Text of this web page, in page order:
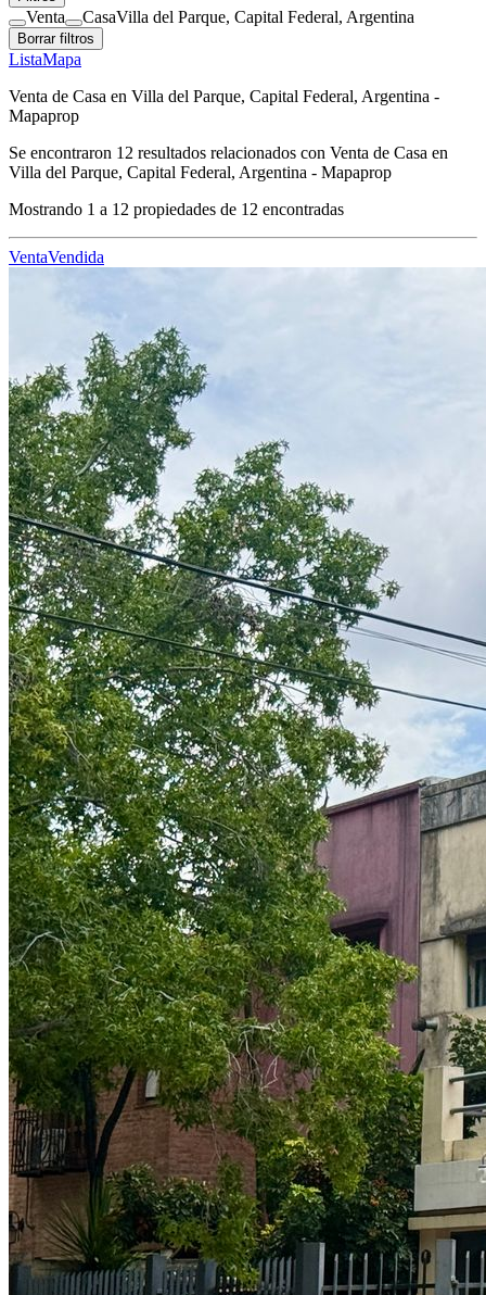
Venta CasaVilla del Parque, Capital Federal, Argentina
Borrar filtros
ListaMapa
Venta de Casa en Villa del Parque, Capital Federal, Argentina -
Mapaprop
Se encontraron 12 resultados relacionados con Venta de Casa en
Villa del Parque, Capital Federal, Argentina - Mapaprop
Mostrando 1 a 12 propiedades de 12 encontradas
VentaVendida